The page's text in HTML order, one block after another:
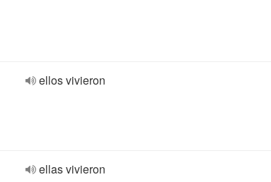
ellos vivieron
ellas vivieron